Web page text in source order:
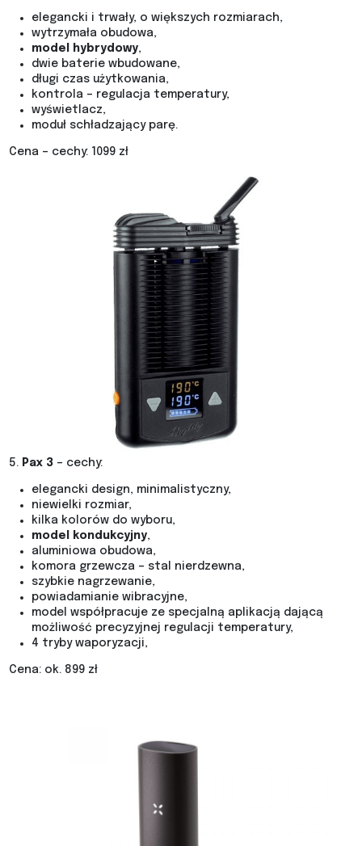
elegancki i trwały, o większych rozmiarach,
wytrzymała obudowa,
model hybrydowy,
dwie baterie wbudowane,
długi czas użytkowania,
kontrola – regulacja temperatury,
wyświetlacz,
moduł schładzający parę.
Cena – cechy: 1099 zł
5. Pax 3 – cechy:
elegancki design, minimalistyczny,
niewielki rozmiar,
kilka kolorów do wyboru,
model kondukcyjny,
aluminiowa obudowa,
komora grzewcza – stal nierdzewna,
szybkie nagrzewanie,
powiadamianie wibracyjne,
model współpracuje ze specjalną aplikacją dającą
możliwość precyzyjnej regulacji temperatury,
4 tryby waporyzacji,
Cena: ok. 899 zł